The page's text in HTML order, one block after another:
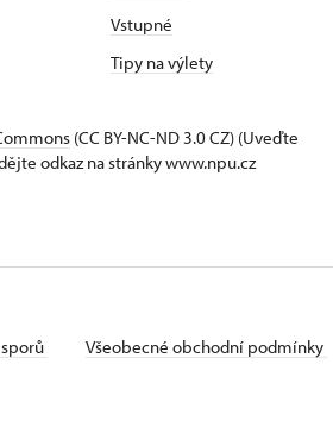
Vstupné
Tipy na výlety
(CC BY-NC-ND 3.0 CZ) (Uveďte
odkaz na stránky www.npu.cz
Všeobecné obchodní podmínky